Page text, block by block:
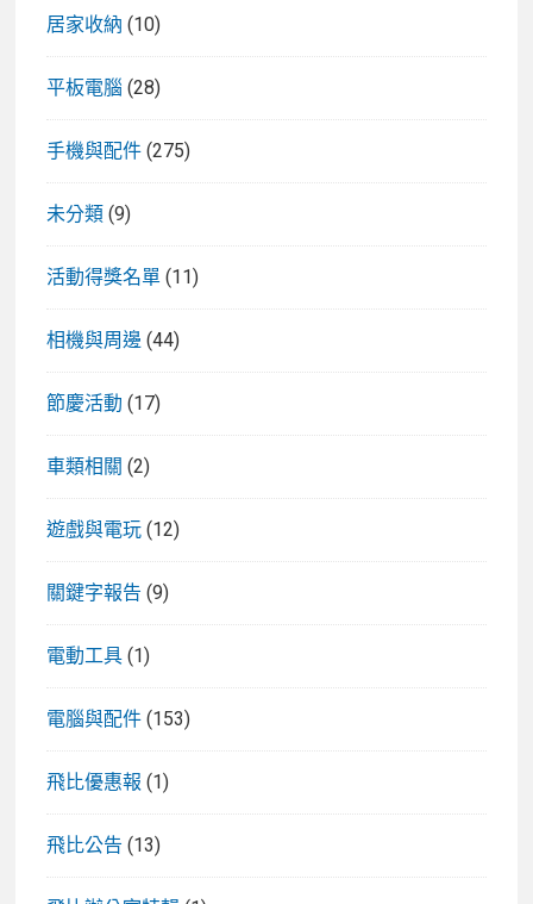
居家收納 (10)
平板電腦 (28)
手機與配件 (275)
未分類 (9)
活動得獎名單 (11)
相機與周邊 (44)
節慶活動 (17)
車類相關 (2)
遊戲與電玩 (12)
關鍵字報告 (9)
電動工具 (1)
電腦與配件 (153)
飛比優惠報 (1)
飛比公告 (13)